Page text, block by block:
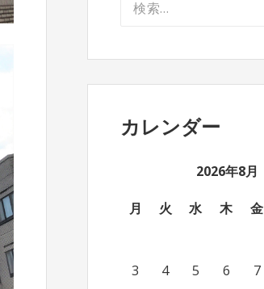
カレンダー
2026年8月
月 火 水 木 金
3
4 5 6 7